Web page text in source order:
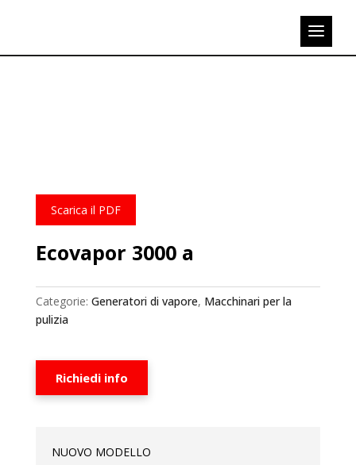
Scarica il PDF
Ecovapor 3000 a
Categorie: Generatori di vapore, Macchinari per la
pulizia
Richiedi info
NUOVO MODELLO